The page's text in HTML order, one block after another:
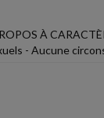
À
- Aucune